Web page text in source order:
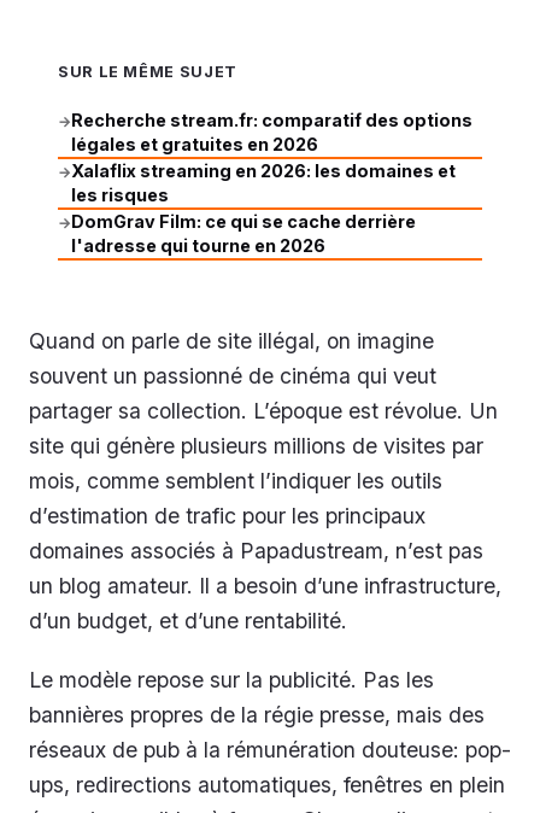
SUR LE MÊME SUJET
→Recherche stream.fr: comparatif des options
légales et gratuites en 2026
→Xalaflix streaming en 2026: les domaines et
les risques
→DomGrav Film: ce qui se cache derrière
l'adresse qui tourne en 2026
Quand on parle de site illégal, on imagine
souvent un passionné de cinéma qui veut
partager sa collection. L’époque est révolue. Un
site qui génère plusieurs millions de visites par
mois, comme semblent l’indiquer les outils
d’estimation de trafic pour les principaux
domaines associés à Papadustream, n’est pas
un blog amateur. Il a besoin d’une infrastructure,
d’un budget, et d’une rentabilité.
Le modèle repose sur la publicité. Pas les
bannières propres de la régie presse, mais des
réseaux de pub à la rémunération douteuse: pop-
ups, redirections automatiques, fenêtres en plein